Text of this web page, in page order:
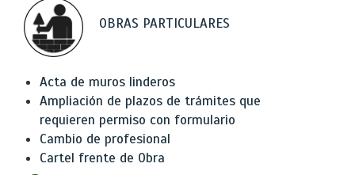
OBRAS PARTICULARES
Acta de muros linderos
Ampliación de plazos de trámites que
requieren permiso con formulario
Cambio de profesional
Cartel frente de Obra